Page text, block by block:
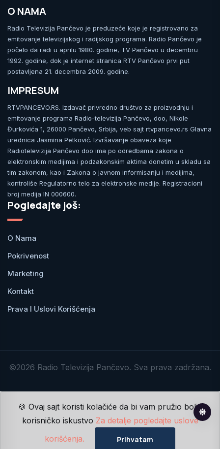
O NAMA
Radio Televizija Pančevo je preduzeće koje je registrovano za
emitovanje televizijskog i radijskog programa. Radio Pančevo je
počelo da radi u aprilu 1980. godine, TV Pančevo u decembru
1992. godine, dok je internet stranica RTV Pančevo prvi put
postavljena 21. decembra 2009. godine.
IMPRESUM
RTVPANCEVO.RS. Izdavač privredno društvo za proizvodnju i
emitovanje programa Radio-televizija Pančevo, doo, Nikole
Đurkovića 1, 26000 Pančevo, Srbija, veb sajt rtvpancevo.rs Glavna
urednica Jasmina Petković. Izvršavanje obaveza koje
Radiotelevizija Pančevo doo ima po odredbama zakona o
elektronskim medijima i podzakonskim aktima donetim u skladu sa
tim zakonom, kao i Zakona o javnom informisanju i medijima,
kontroliše Regulatorno telo za elektronske medije. Registracioni
broj medija IN 000600.
Pogledajte još:
O Nama
Pokrivenost
Marketing
Kontakt
Prava I Uslovi Korišćenja
©2026 Radio Televizija Pančevo. Sva prava zadržana.
🍪 Ovaj sajt koristi kolačiće da bi vam pružio bolje
korisničko iskustvo Za detalje pogledajte uslove
korišćenja.
Prihvatam